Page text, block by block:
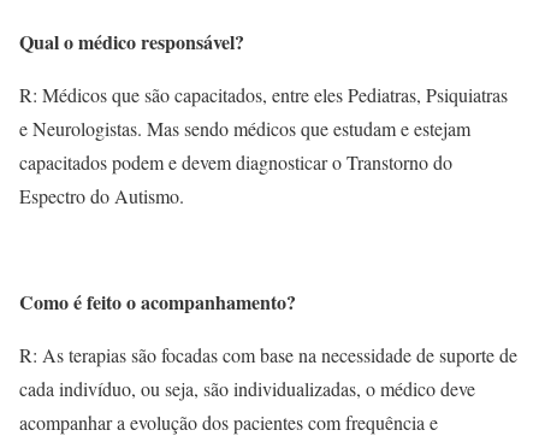
Qual o médico responsável?
R: Médicos que são capacitados, entre eles Pediatras, Psiquiatras
e Neurologistas. Mas sendo médicos que estudam e estejam
capacitados podem e devem diagnosticar o Transtorno do
Espectro do Autismo.
Como é feito o acompanhamento?
R: As terapias são focadas com base na necessidade de suporte de
cada indivíduo, ou seja, são individualizadas, o médico deve
acompanhar a evolução dos pacientes com frequência e